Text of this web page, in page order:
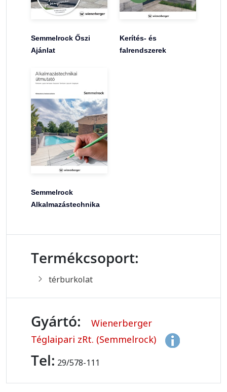
Semmelrock Őszi
Ajánlat
Kerítés- és
falrendszerek
Semmelrock
Alkalmazástechnika
Termékcsoport:
térburkolat
Gyártó:
Wienerberger
Téglaipari zRt. (Semmelrock)
Tel: 29/578-111